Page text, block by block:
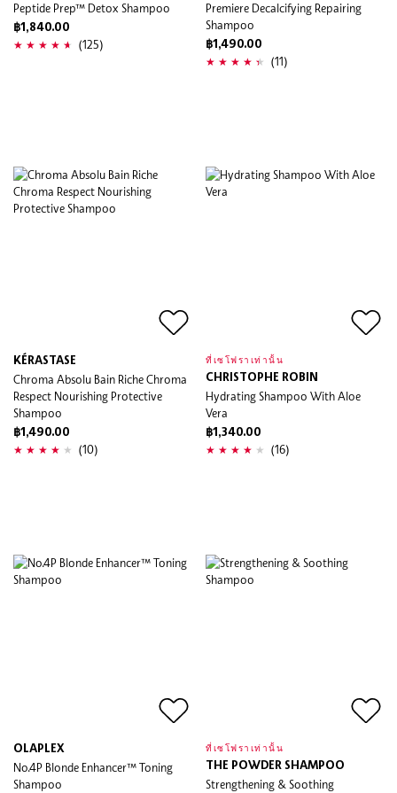
Peptide Prep™ Detox Shampoo
฿1,840.00
(125)
Premiere Decalcifying Repairing
Shampoo
฿1,490.00
(11)
KÉRASTASE
Chroma Absolu Bain Riche Chroma
Respect Nourishing Protective
Shampoo
฿1,490.00
(10)
ที่เซโฟราเท่านั้น
CHRISTOPHE ROBIN
Hydrating Shampoo With Aloe
Vera
฿1,340.00
(16)
OLAPLEX
No.4P Blonde Enhancer™ Toning
Shampoo
ที่เซโฟราเท่านั้น
THE POWDER SHAMPOO
Strengthening & Soothing